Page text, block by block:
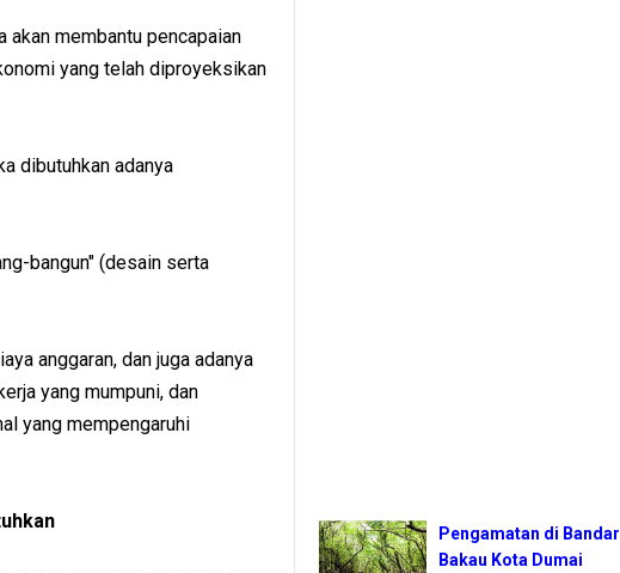
akan membantu pencapaian
yang telah diproyeksikan
dibutuhkan adanya
bangun" (desain serta
anggaran, dan juga adanya
yang mumpuni, dan
yang mempengaruhi
Pengamatan di Bandar
Bakau Kota Dumai